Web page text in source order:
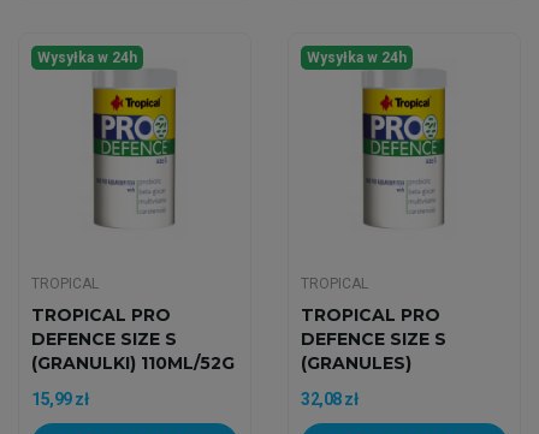
Wysyłka w 24h
TROPICAL
TROPICAL PRO
DEFENCE SIZE S
(GRANULKI) 110ML/52G
15,99 zł
Wysyłka w 24h
TROPICAL
TROPICAL PRO
DEFENCE SIZE S
(GRANULES)
250ML/130G
32,08 zł